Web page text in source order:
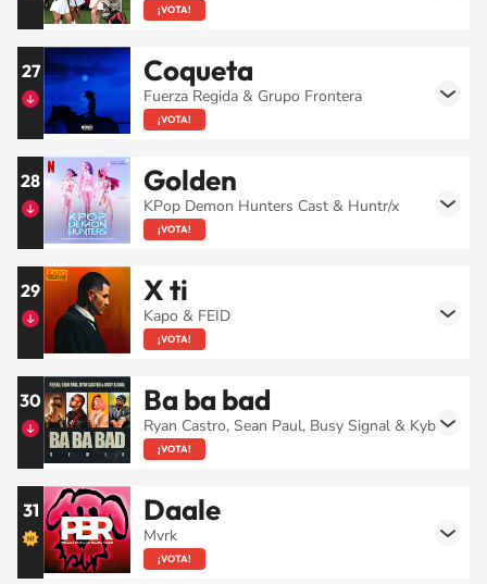
¡VOTA!
27 Coqueta
Fuerza Regida & Grupo Frontera
¡VOTA!
28 Golden
KPop Demon Hunters Cast & Huntr/x
¡VOTA!
29 X ti
Kapo & FEID
¡VOTA!
30 Ba ba bad
Ryan Castro, Sean Paul, Busy Signal & Kybba
¡VOTA!
31 Daale
Mvrk
¡VOTA!